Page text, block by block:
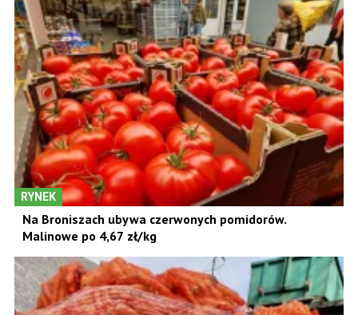
RYNEK
Na Broniszach ubywa czerwonych pomidorów.
Malinowe po 4,67 zł/kg